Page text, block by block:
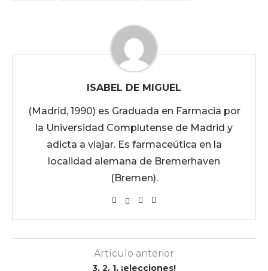
ISABEL DE MIGUEL
(Madrid, 1990) es Graduada en Farmacia por
la Universidad Complutense de Madrid y
adicta a viajar. Es farmaceútica en la
localidad alemana de Bremerhaven
(Bremen).
Artículo anterior
3, 2, 1, ¡elecciones!